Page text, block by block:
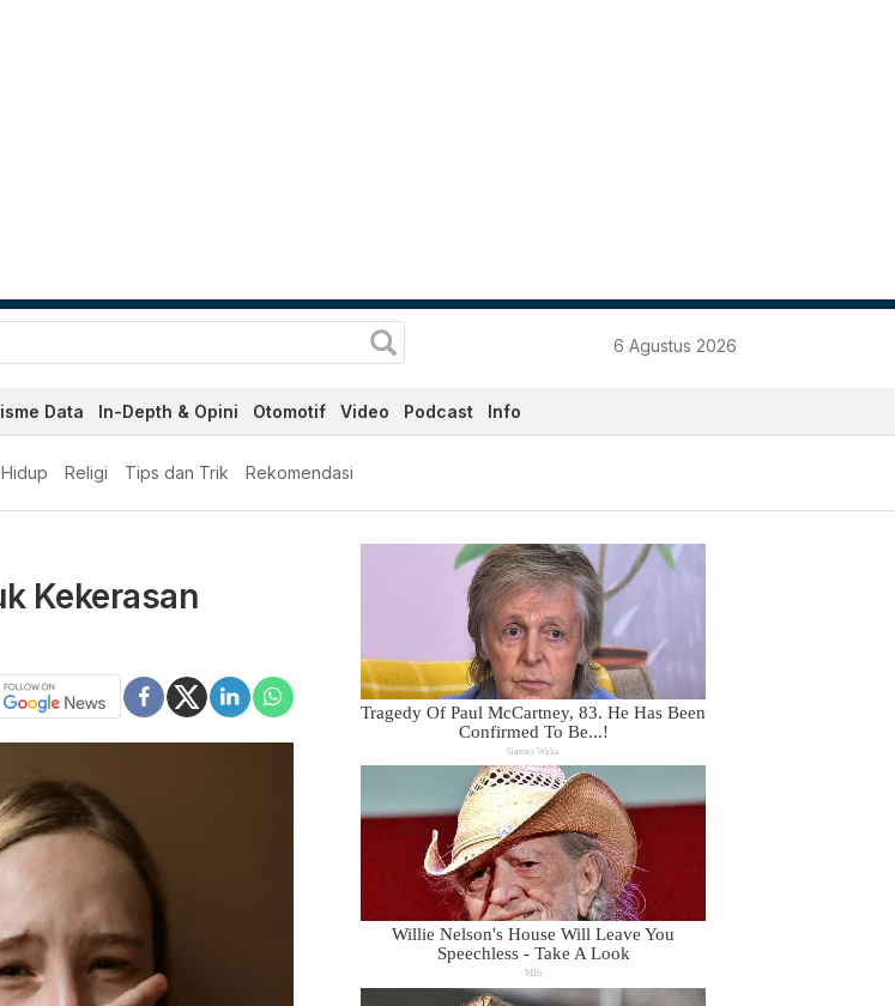
6 Agustus 2026
Data In-Depth & Opini Otomotif Video Podcast Info
Religi Tips dan Trik Rekomendasi
Kekerasan